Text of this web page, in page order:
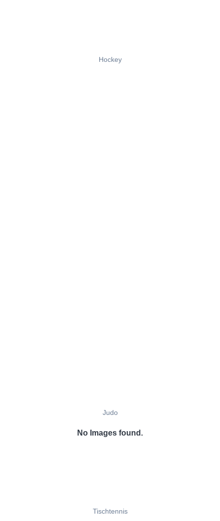
Hockey
Judo
No Images found.
Tischtennis